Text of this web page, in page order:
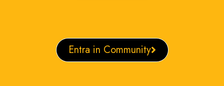
Entra in Community